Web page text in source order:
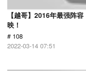
【越哥】2016年最强阵
映！
# 108
2022-03-14 07:51